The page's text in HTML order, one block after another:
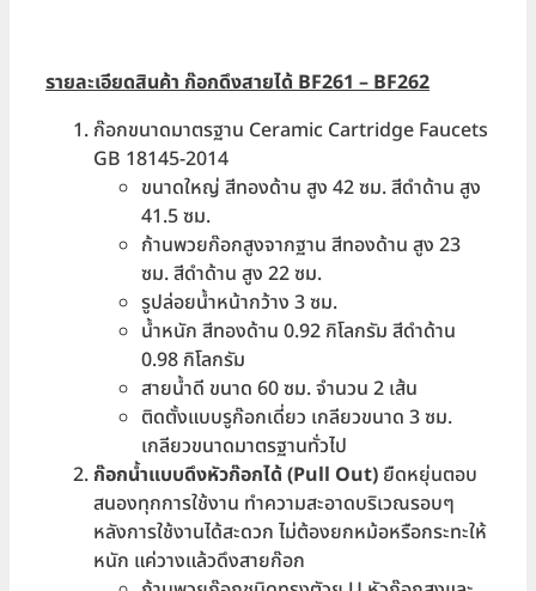
รายละเอียดสินค้า ก๊อกดึงสายได้ BF261 – BF262
ก๊อกขนาดมาตรฐาน Ceramic Cartridge Faucets
GB 18145-2014
ขนาดใหญ่ สีทองด้าน สูง 42 ซม. สีดำด้าน สูง
41.5 ซม.
ก้านพวยก๊อกสูงจากฐาน สีทองด้าน สูง 23
ซม. สีดำด้าน สูง 22 ซม.
รูปล่อยน้ำหน้ากว้าง 3 ซม.
น้ำหนัก สีทองด้าน 0.92 กิโลกรัม สีดำด้าน
0.98 กิโลกรัม
สายน้ำดี ขนาด 60 ซม. จำนวน 2 เส้น
ติดตั้งแบบรูก๊อกเดี่ยว เกลียวขนาด 3 ซม.
เกลียวขนาดมาตรฐานทั่วไป
ก๊อกน้ำแบบดึงหัวก๊อกได้ (Pull Out) ยืดหยุ่นตอบ
สนองทุกการใช้งาน ทำความสะอาดบริเวณรอบๆ
หลังการใช้งานได้สะดวก ไม่ต้องยกหม้อหรือกระทะให้
หนัก แค่วางแล้วดึงสายก๊อก